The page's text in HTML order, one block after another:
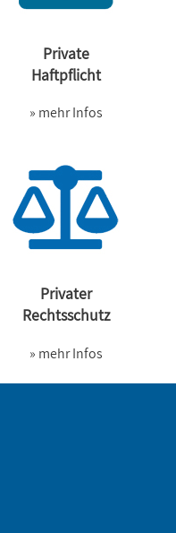
Private
Haftpflicht
» mehr Infos
Privater
Rechtsschutz
» mehr Infos